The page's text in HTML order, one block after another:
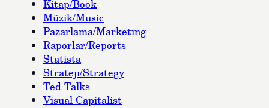
Kitap/Book
Müzik/Music
Pazarlama/Marketing
Raporlar/Reports
Statista
Strateji/Strategy
Ted Talks
Visual Capitalist